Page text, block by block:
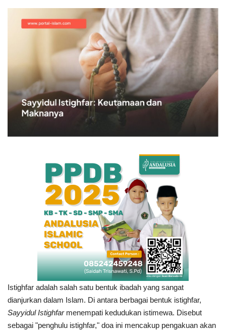
Bisnis
Internasional
Al-Qur'an Online
Lifestyle
Olahraga
Kesehatan
Teknologi
Istighfar adalah salah satu bentuk ibadah yang sangat
dianjurkan dalam Islam. Di antara berbagai bentuk istighfar,
Sayyidul Istighfarmenempati kedudukan istimewa. Disebut
sebagai "penghulu istighfar," doa ini mencakup pengakuan akan